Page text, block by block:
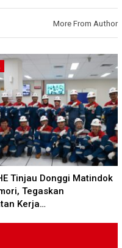
More From Author
Tinjau Donggi Matindok
Tegaskan
Kerja…